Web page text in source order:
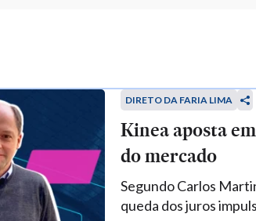
DIRETO DA FARIA LIMA
Kinea aposta
do mercado
Segundo Carlos
queda dos juros